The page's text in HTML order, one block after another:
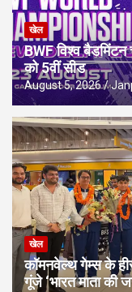
खेल
BWF विश्व बैडमिंटन
को 5वीं सीड
August 5, 2026
खेल
कॉमनवेल्थ गेम्स के
गूंजे ‘भारत माता की